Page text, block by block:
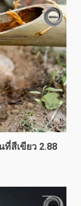
สีเขียว 2.88